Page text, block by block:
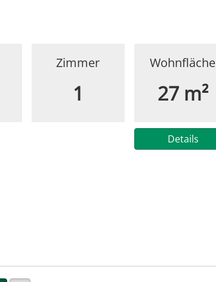
Zimmer
1
Wohnfläche
27 m²
Details